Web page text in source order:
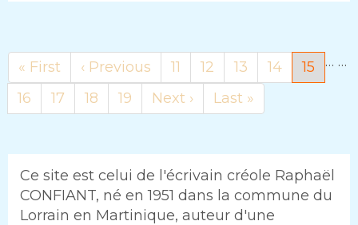
Première
page
« First
Page
précédente
‹ Previous …
Page
11 Page
12 Page
13 Page
14
Page
15
Page
16 Page
17 Page
18 Page
19
…
Page
suivante
Next ›
Dernière
page
Last »
Ce site est celui de l'écrivain créole Raphaël
CONFIANT, né en 1951 dans la commune du
Lorrain en Martinique, auteur d'une